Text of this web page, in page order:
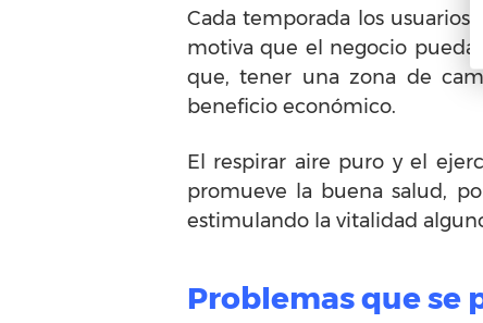
Cada temporada los
motiva que el negocio pueda
que, tener una zona de
beneficio económico.
El respirar aire puro y el
promueve la buena salud,
estimulando la vitalidad
Problemas que se